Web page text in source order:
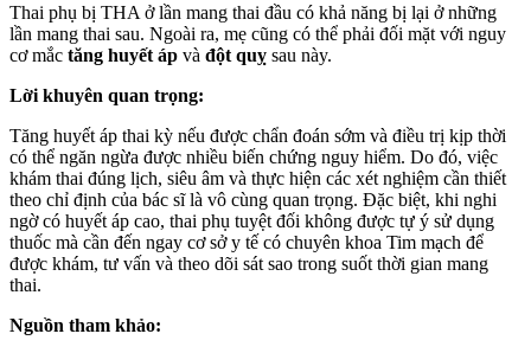
Thai phụ bị THA ở lần mang thai đầu có khả năng bị lại ở những
lần mang thai sau. Ngoài ra, mẹ cũng có thể phải đối mặt với nguy
cơ mắc tăng huyết áp và đột quỵ sau này.
Lời khuyên quan trọng:
Tăng huyết áp thai kỳ nếu được chẩn đoán sớm và điều trị kịp thời
có thể ngăn ngừa được nhiều biến chứng nguy hiểm. Do đó, việc
khám thai đúng lịch, siêu âm và thực hiện các xét nghiệm cần thiết
theo chỉ định của bác sĩ là vô cùng quan trọng. Đặc biệt, khi nghi
ngờ có huyết áp cao, thai phụ tuyệt đối không được tự ý sử dụng
thuốc mà cần đến ngay cơ sở y tế có chuyên khoa Tim mạch để
được khám, tư vấn và theo dõi sát sao trong suốt thời gian mang
thai.
Nguồn tham khảo: